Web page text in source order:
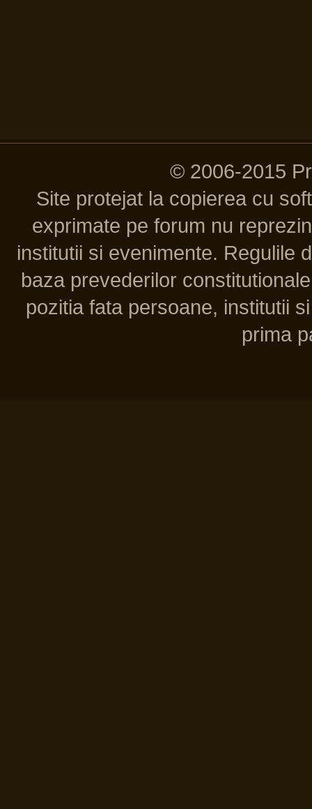
© 2006-2015
Site protejat la copierea cu
exprimate pe forum nu
institutii si evenimente. Regulile
baza prevederilor
pozitia fata persoane, institutii
prima